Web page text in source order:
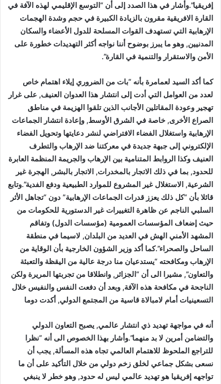
إفريقيا”.وأشار في هذا الصدد إلى أن “التوسع الإقليمي لهذه الآفة في
القارة الافريقية مقرون بالزيادة الكبيرة في حجم وشدة الهجمات
الإرهابية التي تستهدف القوات المسلحة للدول الأعضاء والسكان
المدنيين, وهو ما يبرز بوضوح أننا نواجه أكثر التهديدات خطورة على
الأمن والاستقرار والتنمية في القارة”.
كما أكد السيد لعمامرة بأنه “بات من الضروري إيلاء اهتمام خاص
لعدد من العوامل التي أدت إلى انتشار هذا العدوان العنيف, على غرار
تهجير وعودة المقاتلين الأجانب الذين تلقوا الهزيمة في مناطق
الصراع الأخرى, خاصة في الشرق الأوسط, وإعادة انتشار الجماعات
الإرهابية واستغلال الفضاء الافتراضي لنشر دعايتها وتحويل الفضاء
الإلكتروني إلى جبهة جديدة في معركتنا ضد الإرهاب والتطرف
العنيف وكذا الروابط المتنامية بين الإرهاب والجريمة المنظمة العابرة
للحدود, بما في ذلك الاتجار بالمخدرات, الاتجار بالبشر, الهجرة غير
الشرعية, الاستغلال غير المشروع للموارد الطبيعية ودفع الفدية”.وتابع
قائلا بأن “كل ذلك يعزز قدرات الجماعات الإرهابية” دون “تجاهل الأثر
السلبي الناجم عن ظاهرة التغييرات غير الدستورية للحكومات من
حيث إضعاف المؤسسات العمومية (مؤسسات الدول) وتفاقم
المشهد الأمني الهش في العديد من البلدان, لاسيما في منطقة
الساحل والصحراء”.كما أكد وزير الشؤون الخارجية بأن الوقاية من
الإرهاب ومكافحته “يستدعيان منا درجة عالية من اليقظة والتعبئة
والتعاون”, مشيرا الى أن “الجزائر, وانطلاقا من تجربتها المريرة ولكن
الناجحة في مكافحة هذه الآفة, وبعد أن دفعت النفس والنفيس خلال
التسعينيات أمام لامبالاة قاسية من المجتمع الدولي, أكدت دوما
أنه في مواجهة تهديد ذي انتشار عالمي, يصبح التعاون الدولي
والتضامن أمرين لا بد منهما”.وأشار بهذا الخصوص الى أنه “نظرا
للتراجع الملحوظ للاهتمام العالمي تجاه هذه المسألة, يجب أن
نسعى بشكل جماعي لخلق زخم دولي من خلال التأكيد على أن ما
تواجهه إفريقيا هو تهديد عالمي ليس له حدود, وهو خطر لا ينبغي